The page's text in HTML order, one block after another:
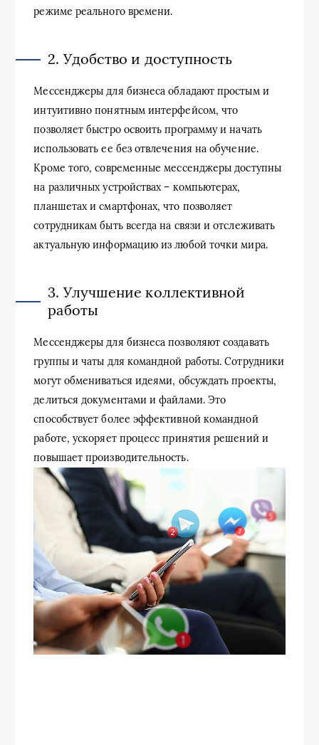
режиме реального времени.
2. Удобство и доступность
Мессенджеры для бизнеса обладают простым и
интуитивно понятным интерфейсом, что
позволяет быстро освоить программу и начать
использовать ее без отвлечения на обучение.
Кроме того, современные мессенджеры доступны
на различных устройствах – компьютерах,
планшетах и смартфонах, что позволяет
сотрудникам быть всегда на связи и отслеживать
актуальную информацию из любой точки мира.
3. Улучшение коллективной
работы
Мессенджеры для бизнеса позволяют создавать
группы и чаты для командной работы. Сотрудники
могут обмениваться идеями, обсуждать проекты,
делиться документами и файлами. Это
способствует более эффективной командной
работе, ускоряет процесс принятия решений и
повышает производительность.